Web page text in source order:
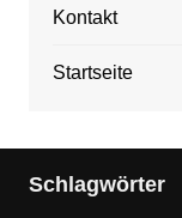
Kontakt
Startseite
Schlagwörter